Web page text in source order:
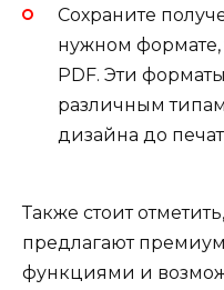
Сохраните
нужном формате,
PDF. Эти
различным
дизайна до
Также стоит
предлагают
функциями и